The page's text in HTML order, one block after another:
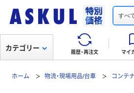
すべ
履歴・再注文 マイ
カテゴリー
ホーム 物流・現場用品/台車 コンテナ